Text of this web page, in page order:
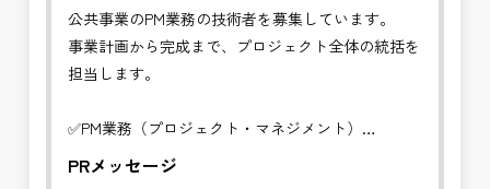
公共事業のPM業務の技術者を募集しています。
事業計画から完成まで、プロジェクト全体の統括を
担当します。
✅PM業務（プロジェクト・マネジメント）
事業計画から完成まで、プロジェクト全体の統括を
PRメッセージ